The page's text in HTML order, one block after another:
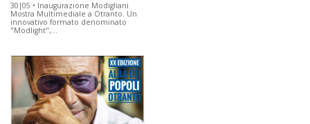
30|05 • Inaugurazione Modigliani
Mostra Multimediale a Otranto. Un
innovativo formato denominato
"Modlight",…